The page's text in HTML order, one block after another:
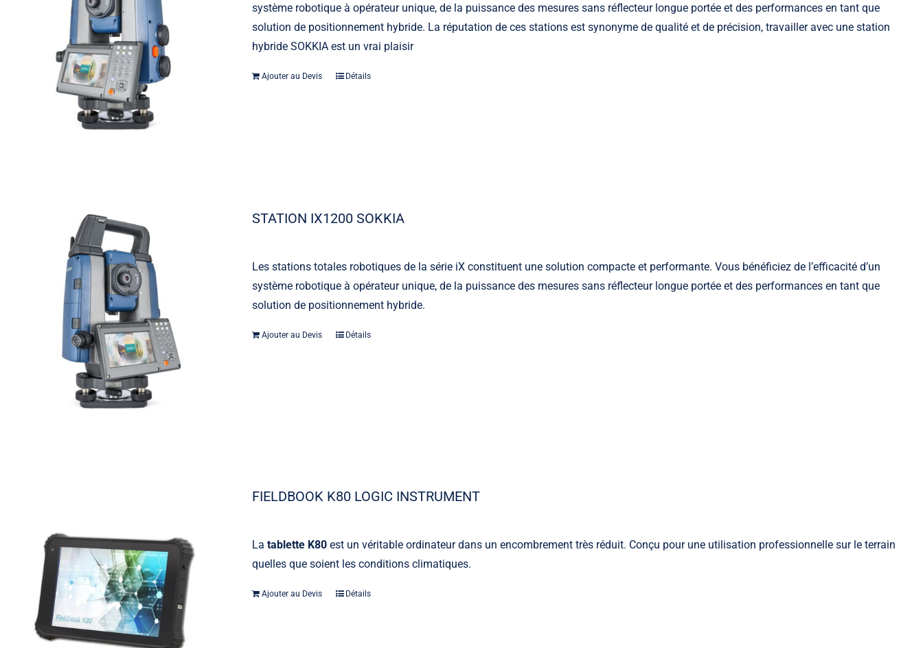
système robotique à opérateur unique, de la puissance des mesures sans réflecteur longue portée et des performances en tant que
solution de positionnement hybride. La réputation de ces stations est synonyme de qualité et de précision, travailler avec une station
hybride SOKKIA est un vrai plaisir
Ajouter au Devis Détails
STATION IX1200 SOKKIA
Les stations totales robotiques de la série iX constituent une solution compacte et performante. Vous bénéficiez de l’efficacité d’un
système robotique à opérateur unique, de la puissance des mesures sans réflecteur longue portée et des performances en tant que
solution de positionnement hybride.
Ajouter au Devis Détails
FIELDBOOK K80 LOGIC INSTRUMENT
Latablette K80 est un véritable ordinateur dans un encombrement très réduit. Conçu pour une utilisation professionnelle sur le terrain
quelles que soient les conditions climatiques.
Ajouter au Devis Détails